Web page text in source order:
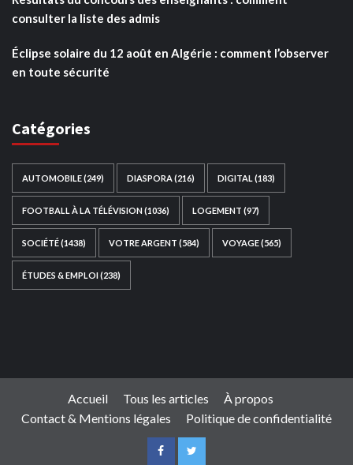
consulter la liste des admis
Éclipse solaire du 12 août en Algérie : comment l’observer
en toute sécurité
Catégories
AUTOMOBILE(249) DIASPORA (216) DIGITAL (183)
FOOTBALL À LA TÉLÉVISION(1036) LOGEMENT (97)
SOCIÉTÉ(1438) VOTRE ARGENT (584) VOYAGE(565)
ÉTUDES & EMPLOI(238)
Accueil Tous les articles
À propos
Contact & Mentions légales
Politique de confidentialité